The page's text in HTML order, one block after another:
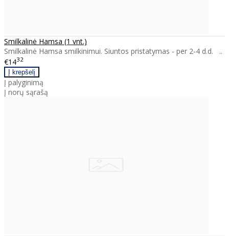
Smilkalinė Hamsa (1 vnt.)
Smilkalinė Hamsa smilkinimui. Siuntos pristatymas - per 2-4 d.d. ..
€1432
Į palyginimą
Į norų sąrašą